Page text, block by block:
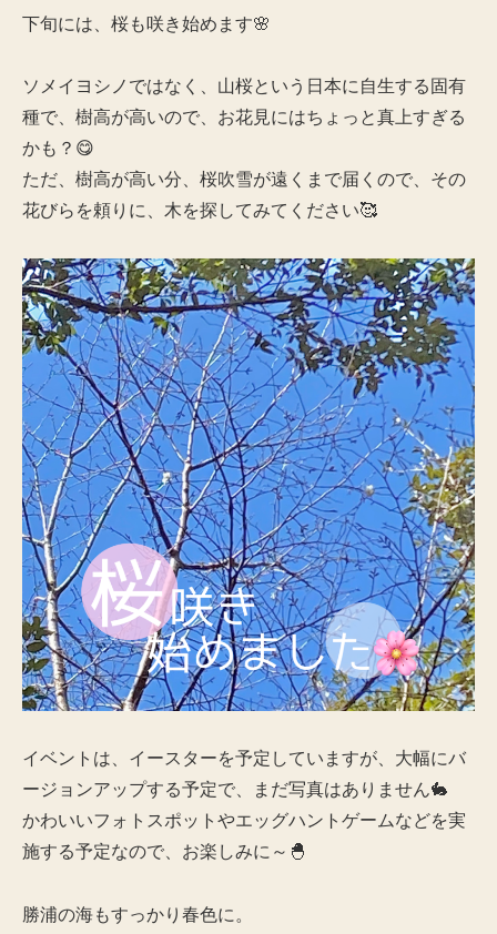
下旬には、桜も咲き始めます🌸
ソメイヨシノではなく、山桜という日本に自生する固有
種で、樹高が高いので、お花見にはちょっと真上すぎる
かも？😋
ただ、樹高が高い分、桜吹雪が遠くまで届くので、その
花びらを頼りに、木を探してみてください🥰
イベントは、イースターを予定していますが、大幅にバ
ージョンアップする予定で、まだ写真はありません🐇
かわいいフォトスポットやエッグハントゲームなどを実
施する予定なので、お楽しみに～🐣
勝浦の海もすっかり春色に。